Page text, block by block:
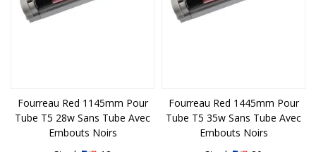
Fourreau Red 1145mm Pour
Tube T5 28w Sans Tube Avec
Embouts Noirs
Fourreau Red 1445mm Pour
Tube T5 35w Sans Tube Avec
Embouts Noirs